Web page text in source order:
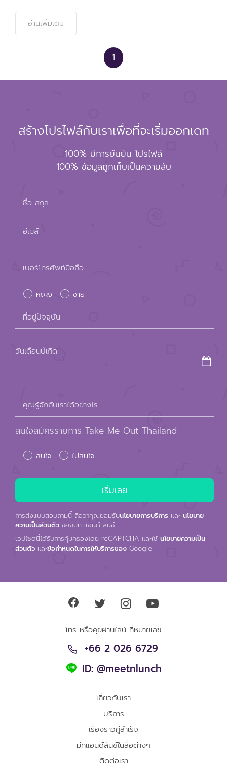
อ่านเพิ่มเติม
1
สร้างโปรไฟล์กับเราเพื่อที่จะเริ่มออกเดท
100% มีการยืนยัน โปรไฟล์
100% ข้อมูลถูกเก็บเป็นความลับ
ชื่อ-สกุล
อีเมล์
leave
this
field
empty.
เบอร์โทรศัพท์มือถือ
หญิง ชาย
ที่อยู่ปัจจุบัน
วันเดือนปีเกิด
คุณรู้จักกับเราได้อย่างไร
สนใจสมัครรายการ Take Me Out Thailand
สนใจ ไม่สนใจ
การส่งแบบสอบถามนี้ ถือว่าคุณยอมรับนโยบายการบริการ และ นโยบาย
ความเป็นส่วนตัว ของมีท แอนด์ ลันช์
เวปไซต์นี้ได้รับการคุ้มครองโดย reCAPTCHA และใช้ นโยบายความเป็น
ส่วนตัว และข้อกำหนดในการให้บริการของ Google
โทร หรือคุยผ่านไลน์ ที่หมายเลข
+66 2 026 6729
ID: @meetnlunch
เกี่ยวกับเรา
บริการ
เรื่องราวคู่สำเร็จ
มีทแอนด์ลันช์ในสื่อต่างๆ
ติดต่อเรา